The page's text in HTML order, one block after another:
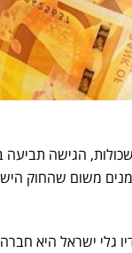
הגישה תביעה
משום שהחוק
גלי ישראל היא